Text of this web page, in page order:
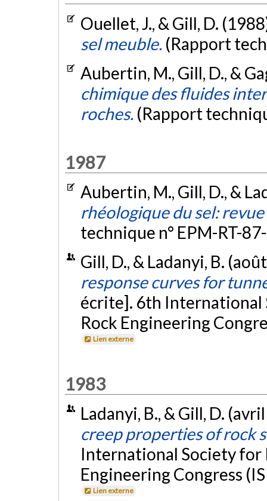
Ouellet, J., & Gill, D.
sel meuble. (Rapport
Aubertin, M., Gill, D., &
chimique des fluides
roches. (Rapport
1987
Aubertin, M., Gill, D., &
rhéologique du sel:
technique n° EPM-RT-
Gill, D., & Ladanyi, B.
response curves for
écrite]. 6th International
Rock Engineering
Lien externe
1983
Ladanyi, B., & Gill, D.
creep properties of rock
International Society for
Engineering Congress
Lien externe